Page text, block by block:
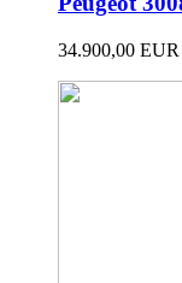
34.900,00 EUR